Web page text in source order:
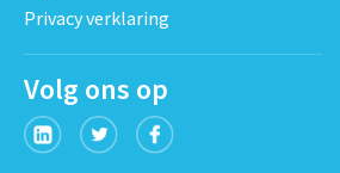
Privacy verklaring
Volg ons op